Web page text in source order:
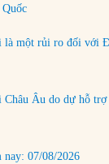
Quốc
là một rủi ro đối với
Âu do dự hỗ trợ
nay: 07/08/2026